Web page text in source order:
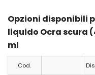
Opzioni disponibili
liquido Ocra scura
ml
Cod.